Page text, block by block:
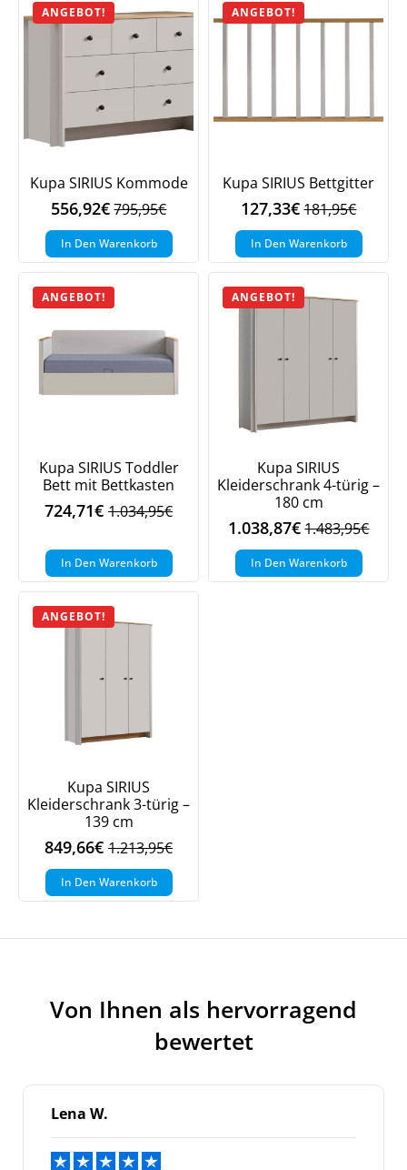
ANGEBOT!
Kupa SIRIUS Kommode
795,95€
Ursprünglicher
Preis
war:
795,95€
556,92€Aktueller
Preis
ist:
556,92€.
In Den Warenkorb
ANGEBOT!
Kupa SIRIUS Bettgitter
181,95€
Preis
war:
181,95€
127,33€Aktueller
Preis
ist:
127,33€.
In Den Warenkorb
ANGEBOT!
Kupa SIRIUS Toddler
Bett mit Bettkasten
1.034,95€
Ursprünglicher
war:
1.034,95€
724,71€ Aktueller
ist:
724,71€.
In Den Warenkorb
ANGEBOT!
Kupa SIRIUS
Kleiderschrank 4-türig –
180 cm
1.483,95€
Preis
war:
1.038,87€Aktueller
Preis
ist:
In Den Warenkorb
ANGEBOT!
Kupa SIRIUS
Kleiderschrank 3-türig –
139 cm
1.213,95€
Ursprünglicher
Preis
war:
849,66€ Aktueller
Preis
ist:
In Den Warenkorb
Von Ihnen als hervorragend
bewertet
Lena W.